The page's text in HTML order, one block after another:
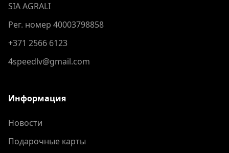
SIA AGRALI
Рег. номер 40003798858
+371 2566 6123
4speedlv@gmail.com
Информация
Новости
Подарочные карты